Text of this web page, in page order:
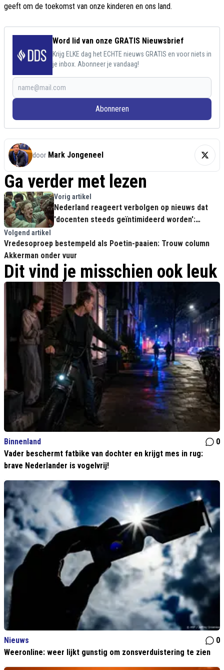
geeft om de toekomst van onze kinderen en ons land.
Word lid van onze GRATIS Nieuwsbrief
Krijg ELKE dag het ECHTE nieuws GRATIS en voor niets in
je inbox. Abonneer je vandaag!
Abonneren
door Mark Jongeneel
Ga verder met lezen
Vorig artikel
Nederland reageert verbolgen op nieuws dat
'docenten steeds geïntimideerd worden':
Volgend artikel
Vredesoproep bestempeld als Poetin-paaien: Trouw column
Akkerman onder vuur
Dit vind je misschien ook leuk
Binnenland
0
Vader beschermt fatbike van dochter en krijgt mes in rug:
brave Nederlander is vogelvrij!
Nieuws
0
Weeronline: weer lijkt gunstig om zonsverduistering te zien